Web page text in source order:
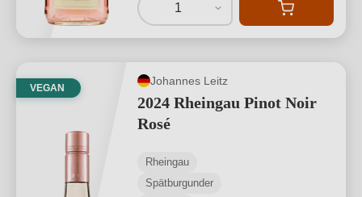
1
VEGAN
Johannes Leitz
2024 Rheingau Pinot Noir
Rosé
Rheingau
Spätburgunder